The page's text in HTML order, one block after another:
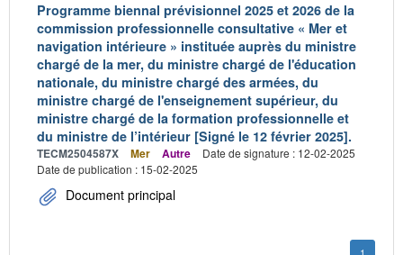
Programme biennal prévisionnel 2025 et 2026 de la
commission professionnelle consultative « Mer et
navigation intérieure » instituée auprès du ministre
chargé de la mer, du ministre chargé de l'éducation
nationale, du ministre chargé des armées, du
ministre chargé de l'enseignement supérieur, du
ministre chargé de la formation professionnelle et
du ministre de l’intérieur [Signé le 12 février 2025].
TECM2504587X Mer Autre
Date de signature : 12-02-2025
Date de publication : 15-02-2025
Document principal